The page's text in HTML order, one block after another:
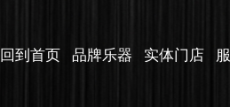
回到首页 品牌乐器 实体门店